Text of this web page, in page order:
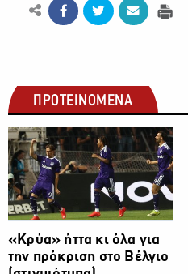
ΠΡΟΤΕΙΝΟΜΕΝΑ
ΠΟΔΟΣΦΑΙΡΟ
«Κρύα» ήττα κι όλα για
την πρόκριση στο Βέλγιο